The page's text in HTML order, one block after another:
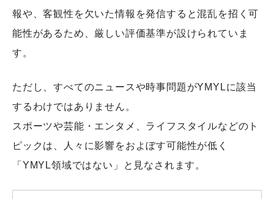
報や、客観性を欠いた情報を発信すると混乱を招く可
能性があるため、厳しい評価基準が設けられていま
す。
ただし、すべてのニュースや時事問題がYMYLに該当
するわけではありません。
スポーツや芸能・エンタメ、ライフスタイルなどのト
ピックは、人々に影響をおよぼす可能性が低く
「YMYL領域ではない」と見なされます。